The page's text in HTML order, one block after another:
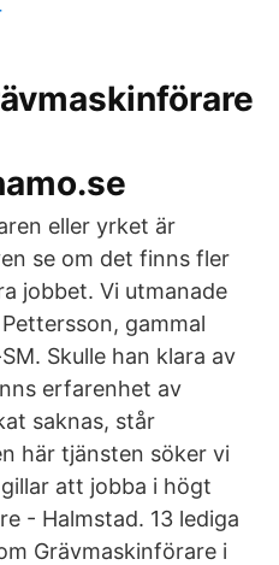
eller yrket är
se om det finns fler
jobbet. Vi utmanade
gammal
Skulle han klara av
erfarenhet av
saknas, står
här tjänsten söker vi
att jobba i högt
- Halmstad. 13 lediga
Grävmaskinförare i